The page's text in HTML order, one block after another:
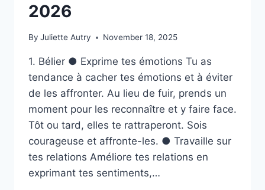
2026
By Juliette Autry November 18, 2025
1. Bélier ● Exprime tes émotions Tu as
tendance à cacher tes émotions et à éviter
de les affronter. Au lieu de fuir, prends un
moment pour les reconnaître et y faire face.
Tôt ou tard, elles te rattraperont. Sois
courageuse et affronte-les. ● Travaille sur
tes relations Améliore tes relations en
exprimant tes sentiments,…